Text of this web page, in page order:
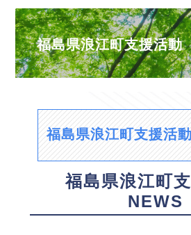
福島県浪江町支援活動
福島県浪江町支援活
福島県浪江町
NEWS